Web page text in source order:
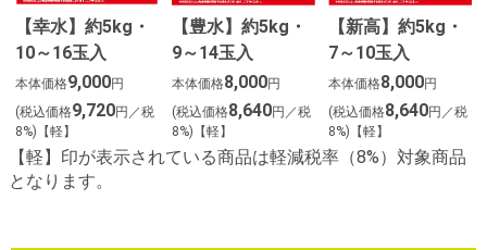
【幸水】約5kg・
10～16玉入
本体価格9,000円
(税込価格9,720円／税
8%)【軽】
【豊水】約5kg・
9～14玉入
本体価格8,000円
(税込価格8,640円／税
8%)【軽】
【新高】約5kg・
7～10玉入
本体価格8,000円
(税込価格8,640円／税
8%)【軽】
【軽】印が表示されている商品は軽減税率（8%）対象商品
となります。